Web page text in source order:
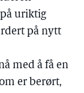
uriktig
på nytt
med å få en
er berørt,